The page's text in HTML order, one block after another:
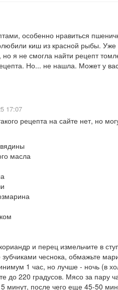
особенно нравиться
киш из красной рыбы. Уже
но я не смогла найти рецепт
Но... не нашла. Может у
17:07
рецепта на сайте нет, но
масла
и перец измельчите в
чеснока, обмажьте
1 час, но лучше - ночь (в
до 220 градусов. Мясо за пару
минут, после чего еще 45-50